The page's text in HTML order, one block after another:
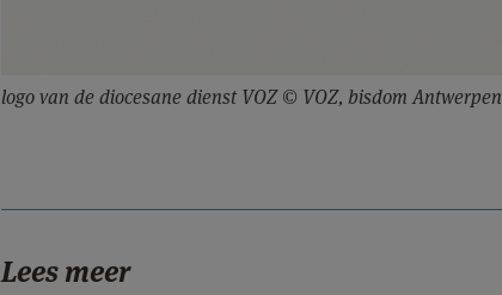
logo van de diocesane dienst VOZ © VOZ, bisdom Antwerpen
Lees meer